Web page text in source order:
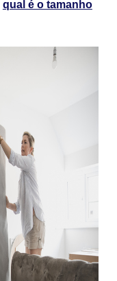
qual é o tamanho